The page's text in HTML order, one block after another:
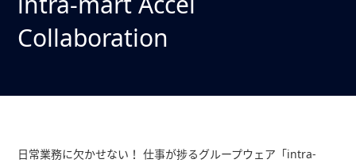
Collaboration
日常業務に欠かせない！ 仕事が捗るグループウェア「intra-